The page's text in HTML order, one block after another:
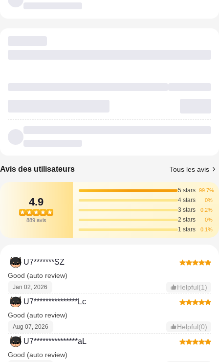
Avis des utilisateurs Tous les avis
4.9
889 avis
5 stars 99.7%
4 stars 0%
3 stars 0.2%
2 stars 0%
1 stars 0.1%
U7*******SZ
Good (auto review)
Jan 02, 2026 Helpful(1)
U7***************Lc
Good (auto review)
Aug 07, 2026 Helpful(0)
U7***************aL
Good (auto review)